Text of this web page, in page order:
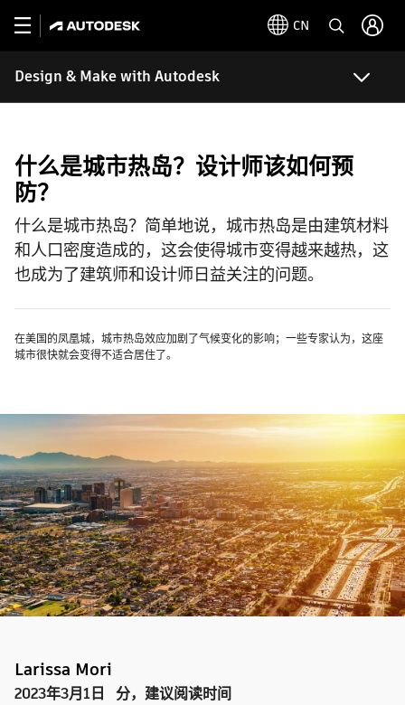
CN
Design & Make with Autodesk
什么是城市热岛？设计师该如何预
防？
什么是城市热岛？简单地说，城市热岛是由建筑材料
和人口密度造成的，这会使得城市变得越来越热，这
也成为了建筑师和设计师日益关注的问题。
在美国的凤凰城，城市热岛效应加剧了气候变化的影响；一些专家认为，这座
城市很快就会变得不适合居住了。
Larissa Mori
2023年3月1日 分，建议阅读时间